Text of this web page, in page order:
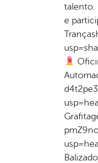
talento.
e